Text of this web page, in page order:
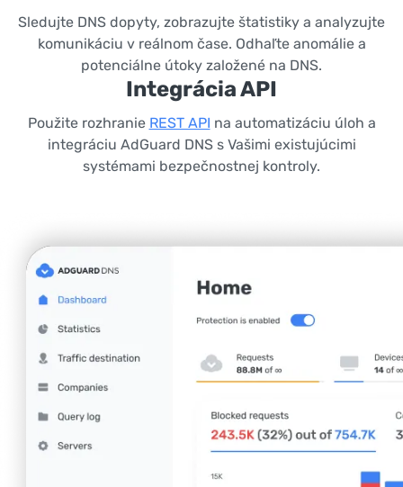
Sledujte DNS dopyty, zobrazujte štatistiky a analyzujte
komunikáciu v reálnom čase. Odhaľte anomálie a
potenciálne útoky založené na DNS.
Integrácia API
Použite rozhranie REST API na automatizáciu úloh a
integráciu AdGuard DNS s Vašimi existujúcimi
systémami bezpečnostnej kontroly.